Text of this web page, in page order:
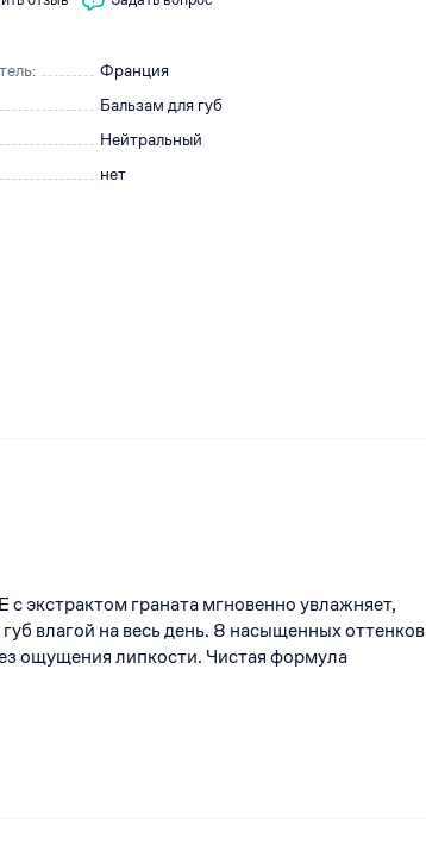
Франция
Бальзам для губ
Нейтральный
нет
с экстрактом граната мгновенно увлажняет,
влагой на весь день. 8 насыщенных оттенков
ощущения липкости. Чистая формула